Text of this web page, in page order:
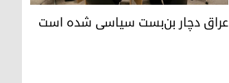
عراق دچار بن‌بست سیاسی شده است
عراق دچار بن‌بست سیاسی شده است